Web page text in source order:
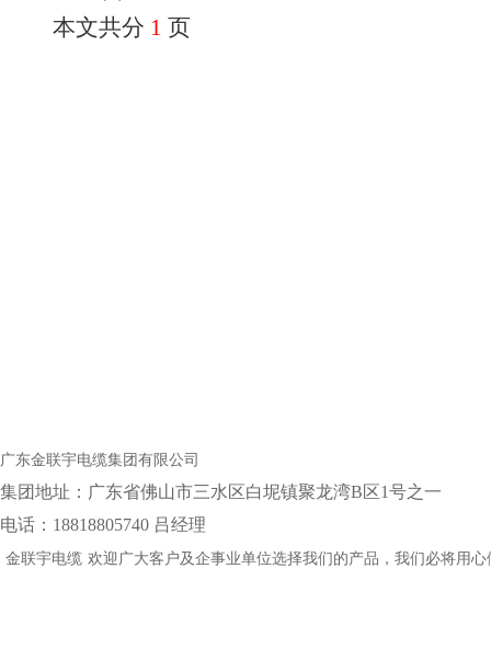
本文共分 1 页
广东金联宇电缆集团有限公司
集团地址：‌广东省佛山市三水区白坭镇聚龙湾B区1号之一
电话：18818805740 吕经理
金联宇电缆 欢迎广大客户及企事业单位选择我们的产品，我们必将用心